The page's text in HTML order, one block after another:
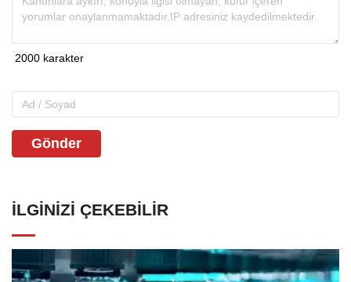
Gönder
İLGINIZI ÇEKEBILIR